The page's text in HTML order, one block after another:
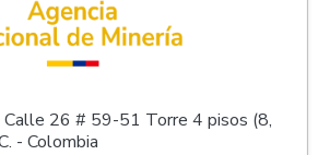
Calle 26 # 59-51 Torre 4 pisos (8,
- Colombia